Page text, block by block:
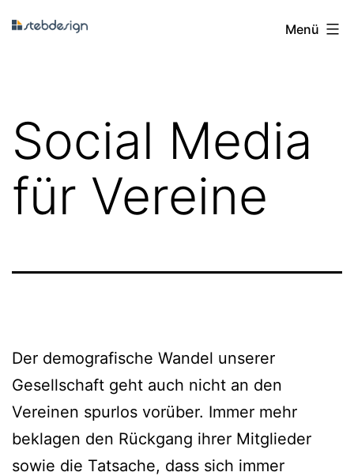
Stefan
Menü
Social Media
für Vereine
Der demografische Wandel unserer
Gesellschaft geht auch nicht an den
Vereinen spurlos vorüber. Immer mehr
beklagen den Rückgang ihrer Mitglieder
sowie die Tatsache, dass sich immer